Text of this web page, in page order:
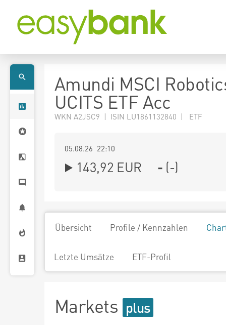
Amundi MSCI
UCITS ETF Acc
WKN A2JSC9 | ISIN LU1861132840 | ETF
05.08.26 22:10
143,92 EUR - (-)
Übersicht Profile / Kennzahlen
Letzte Umsätze ETF-Profil
Markets